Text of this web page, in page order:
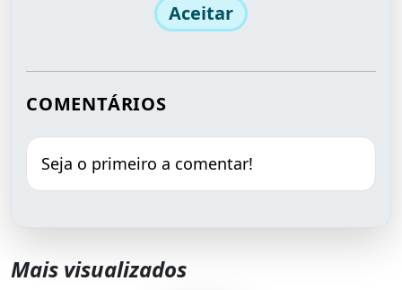
Aceitar
COMENTÁRIOS
Seja o primeiro a comentar!
Mais visualizados